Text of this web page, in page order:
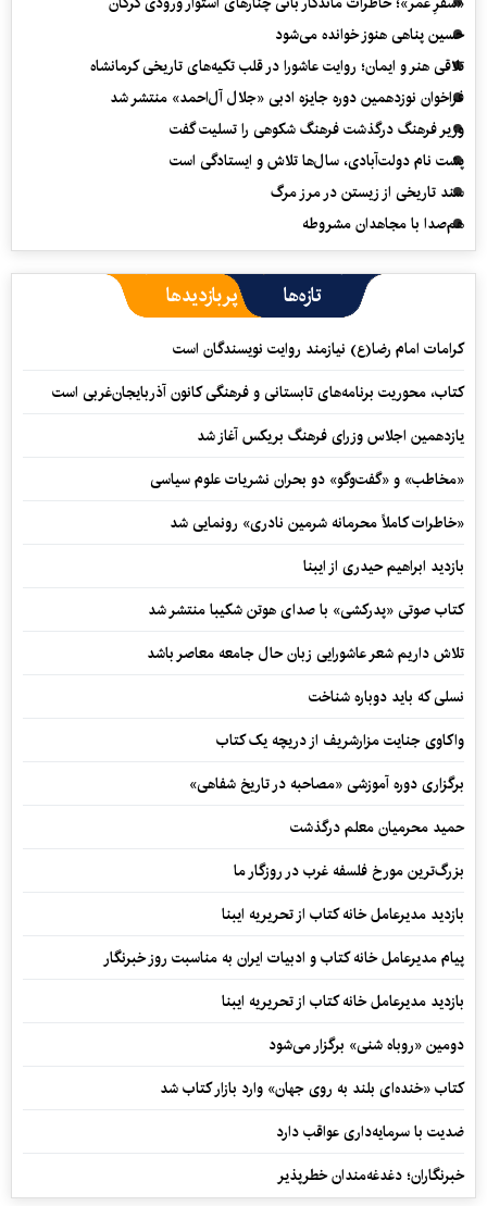
حسین پناهی هنوز خوانده می‌شود
تلاقی هنر و ایمان؛ روایت عاشورا در قلب تکیه‌های تاریخی کرمانشاه
فراخوان نوزدهمین دوره جایزه ادبی «جلال آل‌احمد» منتشر شد
وزیر فرهنگ درگذشت فرهنگ شکوهی را تسلیت گفت
پشت نام دولت‌آبادی، سال‌ها تلاش و ایستادگی است
سند تاریخی از زیستن در مرز مرگ
هم‌صدا با مجاهدان مشروطه
تازه‌ها پربازدیدها
کرامات امام رضا(ع) نیازمند روایت نویسندگان است
کتاب، محوریت برنامه‌های تابستانی و فرهنگی کانون آذربایجان‌غربی است
یازدهمین اجلاس وزرای فرهنگ بریکس آغاز شد
«مخاطب» و «گفت‌وگو» دو بحران نشریات علوم سیاسی
«خاطرات کاملاً محرمانه شرمین نادری» رونمایی شد
بازدید ابراهیم حیدری از ایبنا
کتاب صوتی «پدرکشی» با صدای هوتن شکیبا منتشر شد
تلاش داریم شعر عاشورایی زبان حال جامعه معاصر باشد
نسلی که باید دوباره شناخت
واکاوی جنایت مزارشریف از دریچه یک کتاب
برگزاری دوره آموزشی «مصاحبه در تاریخ شفاهی»
حمید محرمیان معلم درگذشت
بزرگ‌ترین مورخ فلسفه غرب در روزگار ما
بازدید مدیرعامل خانه کتاب از تحریریه ایبنا
پیام مدیرعامل خانه کتاب و ادبیات ایران به مناسبت روز خبرنگار
بازدید مدیرعامل خانه کتاب از تحریریه ایبنا
دومین «روباه شنی» برگزار می‌شود
کتاب «خنده‌ای بلند به روی جهان» وارد بازار کتاب شد
ضدیت با سرمایه‌داری عواقب دارد
خبرنگاران؛ دغدغه‌مندان خطرپذیر